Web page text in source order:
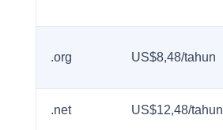
.org US$8,48/tahun
.net US$12,48/tahun